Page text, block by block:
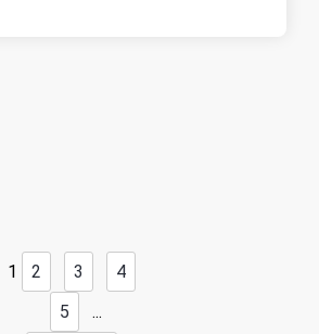
1 2 3
4
5
...